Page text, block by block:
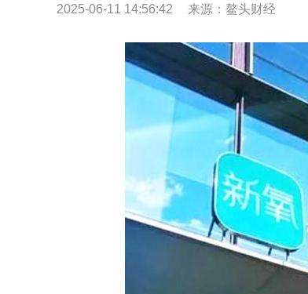
2025-06-11 14:56:42 来源：鳌头财经